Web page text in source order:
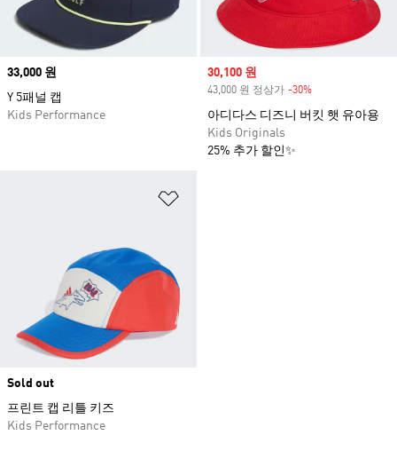
Price
33,000 원
Y 5패널 캡
Kids Performance
Sale price
30,100 원
43,000 원 정상가 -30%
아디다스 디즈니 버킷 햇 유아용
Kids Originals
25% 추가 할인✨
Sold out
프린트 캡 리틀 키즈
Kids Performance